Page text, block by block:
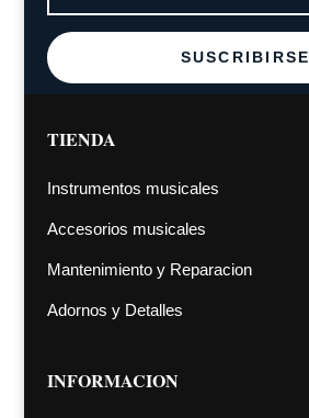
SUSCRIBIRSE
TIENDA
Instrumentos musicales
Accesorios musicales
Mantenimiento y Reparacion
Adornos y Detalles
INFORMACION